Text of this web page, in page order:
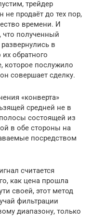
трейдер
не продаёт до тех пор,
времени. И
что полученный
в
обратного
которое послужило
совершает сделку.
«конверта»
средней не в
состоящей из
в обе стороны на
посредством
считается
как цена прошла
своей, этот метод
фильтрации
диапазону, только